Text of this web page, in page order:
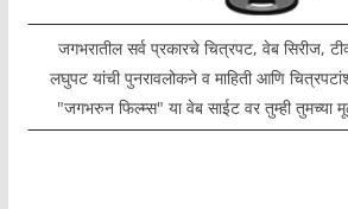
जगभरातील सर्व प्रकारचे चित्रपट, वेब सिरीज,
लघुपट यांची पुनरावलोकने व माहिती आणि
"जगभरुन फिल्म्स" या वेब साईट वर तुम्ही तुमच्या